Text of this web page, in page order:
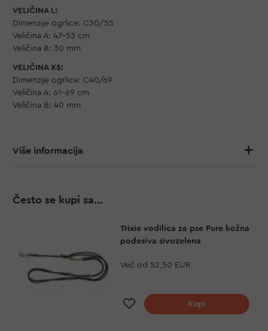
VELIČINA L:
Dimenzije ogrlice: C30/55
Veličina A: 47-55 cm
Veličina B: 30 mm
VELIČINA XS:
Dimenzije ogrlice: C40/69
Veličina A: 61-69 cm
Veličina B: 40 mm
Više informacija
Često se kupi sa...
Trixie vodilica za pse Pure kožna
podesiva sivozelena
Već od 52,50 EUR
Dodaj na listu želja
Kupi